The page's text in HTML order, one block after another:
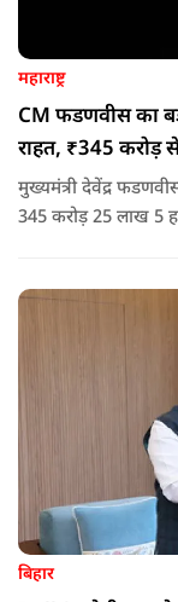
महाराष्ट्र
CM फडणवीस का
राहत, ₹345 करोड़
मुख्यमंत्री देवेंद्र
345 करोड़ 25 लाख 5
बिहार